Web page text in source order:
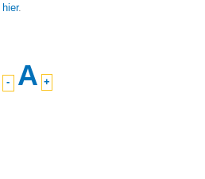
hier.
-
A +